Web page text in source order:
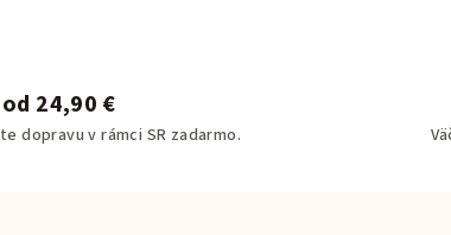
24,90 €
dopravu v rámci SR zadarmo.